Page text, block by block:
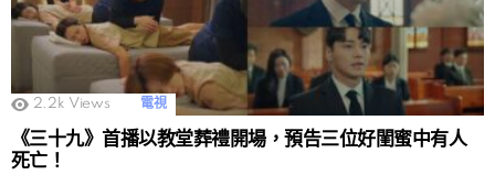
2.2k Views 電視
《三十九》首播以教堂葬禮開場，預告三位好閨蜜中有人
死亡！